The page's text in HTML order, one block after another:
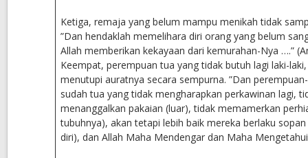
Ketiga, remaja yang belum mampu menikah tidak
”Dan hendaklah memelihara diri orang yang belum
Allah memberikan kekayaan dari kemurahan-Nya ….”
Keempat, perempuan tua yang tidak butuh lagi laki-
menutupi auratnya secara sempurna. ”Dan
sudah tua yang tidak mengharapkan perkawinan lagi,
menanggalkan pakaian (luar), tidak memamerkan
tubuhnya), akan tetapi lebih baik mereka berlaku
diri), dan Allah Maha Mendengar dan Maha